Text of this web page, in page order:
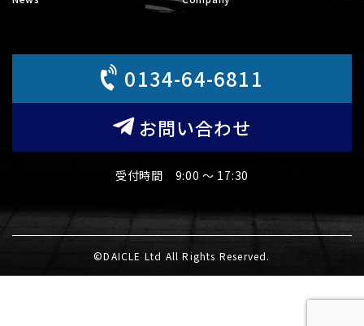
0134-64-6811
お問い合わせ
受付時間 9:00 〜 17:30
©DAICLE Ltd All Rights Reserved.